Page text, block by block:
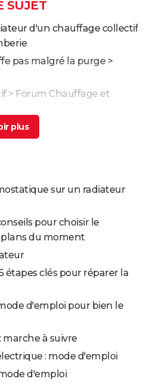
SUJET
d'un chauffage collectif
pas malgré la purge >
> Forum Chauffage et
purge
sur un radiateur
pour choisir le
du moment
étapes clés pour réparer la
d'emploi pour bien le
à suivre
: mode d'emploi
d'emploi